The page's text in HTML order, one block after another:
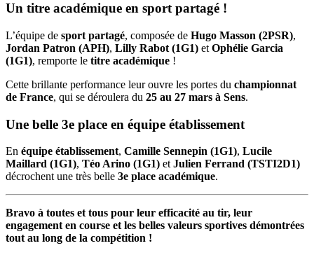
Un titre académique en sport partagé !
L’équipe de sport partagé, composée de Hugo Masson (2PSR),
Jordan Patron (APH), Lilly Rabot (1G1) et Ophélie Garcia
(1G1), remporte le titre académique !
Cette brillante performance leur ouvre les portes du championnat
de France, qui se déroulera du 25 au 27 mars à Sens.
Une belle 3e place en équipe établissement
En équipe établissement, Camille Sennepin (1G1), Lucile
Maillard (1G1), Téo Arino (1G1) etJulien Ferrand (TSTI2D1)
décrochent une très belle 3e place académique.
Bravo à toutes et tous pour leur efficacité au tir, leur
engagement en course et les belles valeurs sportives démontrées
tout au long de la compétition !